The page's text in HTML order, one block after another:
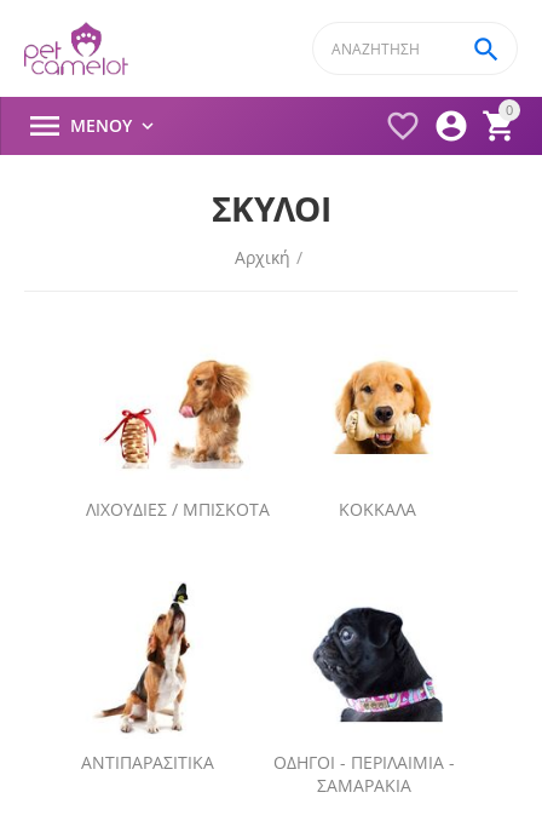
0




 ΜΕΝΟΎ 
ΣΚΥΛΟΙ
Αρχική /
ΛΙΧΟΥΔΙΕΣ / ΜΠΙΣΚΟΤΑ ΚΟΚΚΑΛΑ
ΑΝΤΙΠΑΡΑΣΙΤΙΚΑ
ΟΔΗΓΟΙ - ΠΕΡΙΛΑΙΜΙΑ -
ΣΑΜΑΡΑΚΙΑ